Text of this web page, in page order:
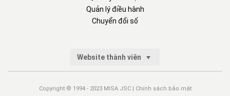
Quản lý điều hành
Chuyển đổi số
Website thành viên
Copyright © 1994 - 2023 MISA JSC | Chính sách bảo mật